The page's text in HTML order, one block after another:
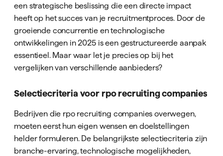
een strategische beslissing die een directe impact
heeft op het succes van je recruitmentproces. Door de
groeiende concurrentie en technologische
ontwikkelingen in 2025 is een gestructureerde aanpak
essentieel. Maar waar let je precies op bij het
vergelijken van verschillende aanbieders?
Selectiecriteria voor rpo recruiting companies
Bedrijven die rpo recruiting companies overwegen,
moeten eerst hun eigen wensen en doelstellingen
helder formuleren. De belangrijkste selectiecriteria zijn
branche-ervaring, technologische mogelijkheden,